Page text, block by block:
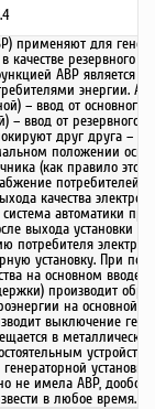
применяют для
качестве резервного
АВР является
энергии.
– ввод от основного
– ввод от резервного
друг друга –
положении
(как правило это
потребителей.
качества
автоматики
выхода установки
потребителя
установку. При
на основном вводе,
производит
на основной
выключение
в
не имела АВР,
в любое время.